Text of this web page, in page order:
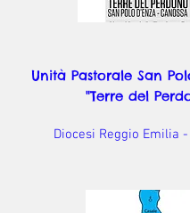
Unità Pastorale San
"Terre del
Diocesi Reggio Emilia